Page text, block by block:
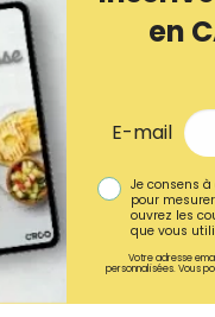
en
E-mail
Je consens
pour
ouvrez les
que vous
Votre adresse
personnalisées. Vous